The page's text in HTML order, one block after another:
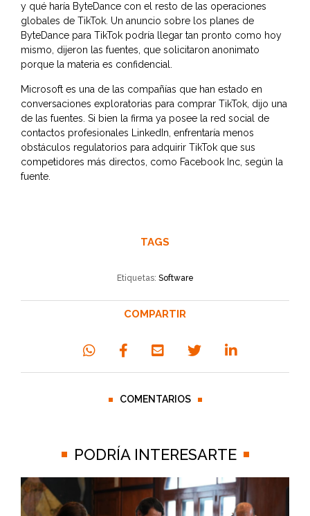
y qué haría ByteDance con el resto de las operaciones
globales de TikTok. Un anuncio sobre los planes de
ByteDance para TikTok podría llegar tan pronto como hoy
mismo, dijeron las fuentes, que solicitaron anonimato
porque la materia es confidencial.
Microsoft es una de las compañías que han estado en
conversaciones exploratorias para comprar TikTok, dijo una
de las fuentes. Si bien la firma ya posee la red social de
contactos profesionales LinkedIn, enfrentaría menos
obstáculos regulatorios para adquirir TikTok que sus
competidores más directos, como Facebook Inc, según la
fuente.
TAGS
Etiquetas: Software
COMPARTIR
COMENTARIOS
PODRÍA INTERESARTE